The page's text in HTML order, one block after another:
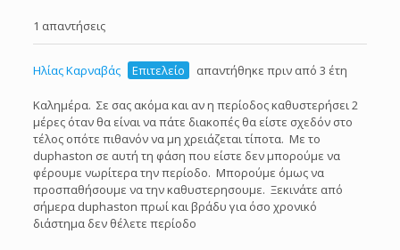
1 απαντήσεις
Ηλίας Καρναβάς Επιτελείο απαντήθηκε πριν από 3 έτη
Καλημέρα. Σε σας ακόμα και αν η περίοδος καθυστερήσει 2
μέρες όταν θα είναι να πάτε διακοπές θα είστε σχεδόν στο
τέλος οπότε πιθανόν να μη χρειάζεται τίποτα. Με το
duphaston σε αυτή τη φάση που είστε δεν μπορούμε να
φέρουμε νωρίτερα την περίοδο. Μπορούμε όμως να
προσπαθήσουμε να την καθυστερησουμε. Ξεκινάτε από
σήμερα duphaston πρωί και βράδυ για όσο χρονικό
διάστημα δεν θέλετε περίοδο